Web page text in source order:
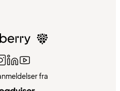
fra